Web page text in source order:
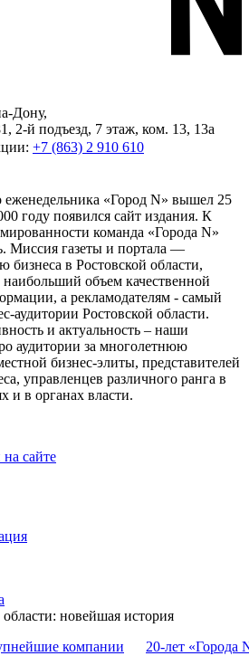
Дону,
2-й подъезд, 7 этаж, ком. 13, 13а
+7 (863) 2 910 610
«Город N» вышел 25
году появился сайт издания. К
команда «Города N»
Миссия газеты и портала —
бизнеса в Ростовской области,
наибольший объем качественной
а рекламодателям - самый
аудитории Ростовской области.
и актуальность – наши
аудитории за многолетнюю
бизнес-элиты, представителей
управленцев различного ранга в
и в органах власти.
на сайте
новейшая история
компании 20-лет «Города